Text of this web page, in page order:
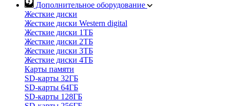
Дополнительное оборудование
Жесткие диски
Жесткие диски Western digital
Жесткие диски 1ТБ
Жесткие диски 2ТБ
Жесткие диски 3ТБ
Жесткие диски 4ТБ
Карты памяти
SD-карты 32ГБ
SD-карты 64ГБ
SD-карты 128ГБ